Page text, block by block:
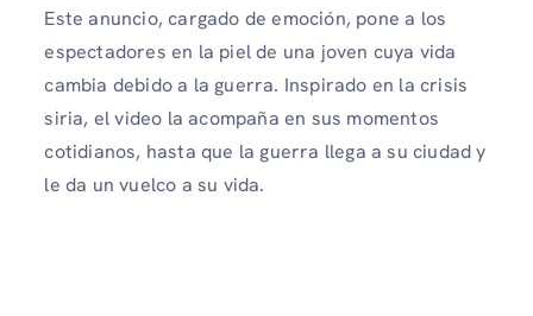
Este anuncio, cargado de emoción, pone a los
espectadores en la piel de una joven cuya vida
cambia debido a la guerra. Inspirado en la crisis
siria, el video la acompaña en sus momentos
cotidianos, hasta que la guerra llega a su ciudad y
le da un vuelco a su vida.